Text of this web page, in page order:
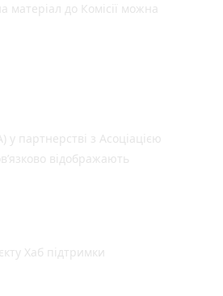
матеріал до Комісії можна
партнерстві з Асоціацією
відображають
Хаб підтримки